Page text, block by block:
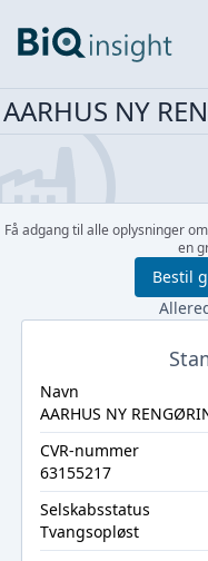
AARHUS NY
Få adgang til alle oplysninger om
en
Bestil
Navn
AARHUS NY
CVR-nummer
63155217
Selskabsstatus
Tvangsopløst